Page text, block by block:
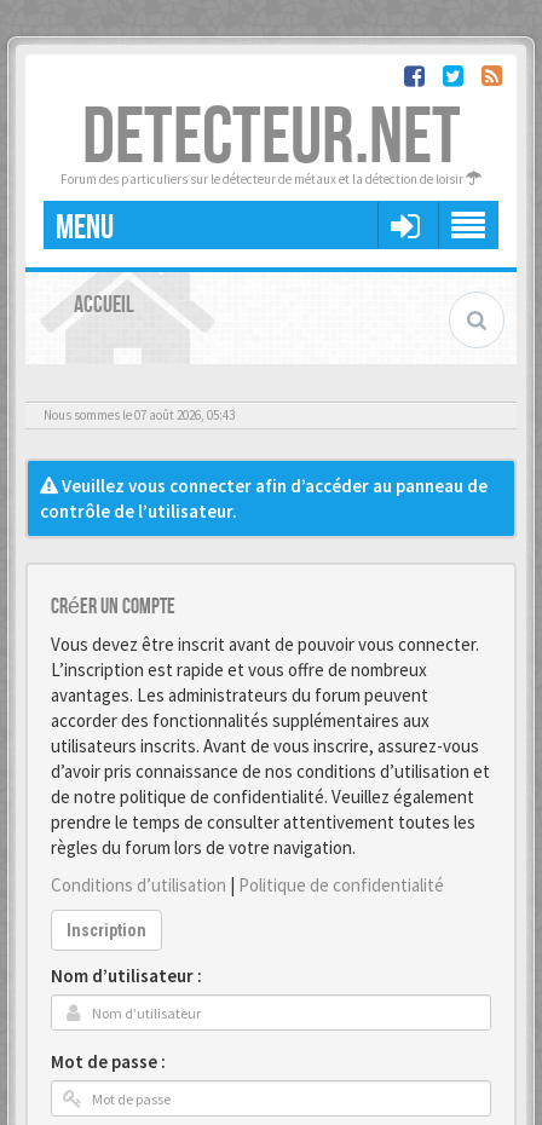
DETECTEUR.NET
Forum des particuliers sur le détecteur de métaux et la détection de loisir
MENU
ACCUEIL
Nous sommes le 07 août 2026, 05:43
Veuillez vous connecter afin d’accéder au panneau de
contrôle de l’utilisateur.
Créer un Compte
Vous devez être inscrit avant de pouvoir vous connecter.
L’inscription est rapide et vous offre de nombreux
avantages. Les administrateurs du forum peuvent
accorder des fonctionnalités supplémentaires aux
utilisateurs inscrits. Avant de vous inscrire, assurez-vous
d’avoir pris connaissance de nos conditions d’utilisation et
de notre politique de confidentialité. Veuillez également
prendre le temps de consulter attentivement toutes les
règles du forum lors de votre navigation.
Conditions d’utilisation | Politique de confidentialité
Inscription
Nom d’utilisateur :
Mot de passe :